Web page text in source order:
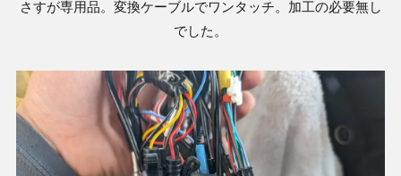
さすが専用品。変換ケーブルでワンタッチ。加工の必要無し
でした。